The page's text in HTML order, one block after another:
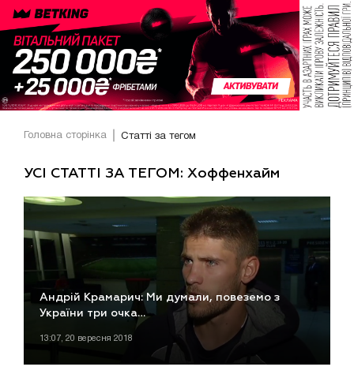
Головна сторінка Статті за тегом
УСІ СТАТТІ ЗА ТЕГОМ: Хоффенхайм
Андрій Крамарич: Ми думали, повеземо з
України три очка…
13:07, 20 вересня 2018